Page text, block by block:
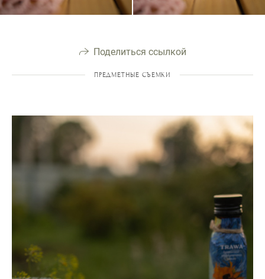
Поделиться ссылкой
ПРЕДМЕТНЫЕ СЪЕМКИ